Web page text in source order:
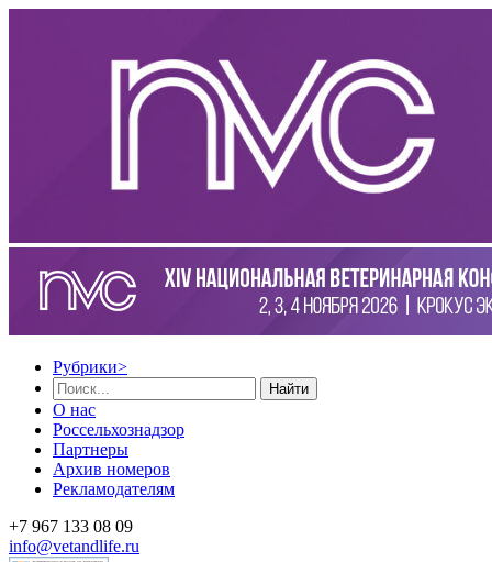
Рубрики>
Найти
О нас
Россельхознадзор
Партнеры
Архив номеров
Рекламодателям
+7 967 133 08 09
info@vetandlife.ru